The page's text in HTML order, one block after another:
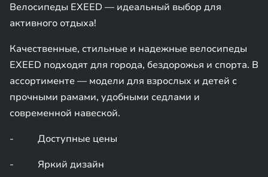
Велосипеды EXEED — идеальный выбор для
активного отдыха!
Качественные, стильные и надежные велосипеды
EXEED подходят для города, бездорожья и спорта. В
ассортименте — модели для взрослых и детей с
прочными рамами, удобными седлами и
современной навеской.
- Доступные цены
- Яркий дизайн